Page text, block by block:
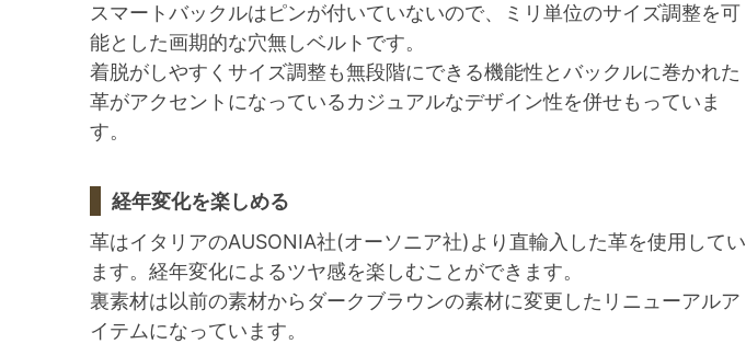
スマートバックルはピンが付いていないので、ミリ単位のサイズ調整を可
能とした画期的な穴無しベルトです。
着脱がしやすくサイズ調整も無段階にできる機能性とバックルに巻かれた
革がアクセントになっているカジュアルなデザイン性を併せもっていま
す。
経年変化を楽しめる
革はイタリアのAUSONIA社(オーソニア社)より直輸入した革を使用してい
ます。経年変化によるツヤ感を楽しむことができます。
裏素材は以前の素材からダークブラウンの素材に変更したリニューアルア
イテムになっています。